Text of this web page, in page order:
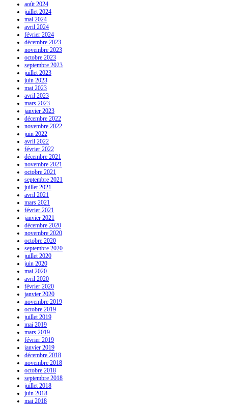
août 2024
juillet 2024
mai 2024
avril 2024
février 2024
décembre 2023
novembre 2023
octobre 2023
septembre 2023
juillet 2023
juin 2023
mai 2023
avril 2023
mars 2023
janvier 2023
décembre 2022
novembre 2022
juin 2022
avril 2022
février 2022
décembre 2021
novembre 2021
octobre 2021
septembre 2021
juillet 2021
avril 2021
mars 2021
février 2021
janvier 2021
décembre 2020
novembre 2020
octobre 2020
septembre 2020
juillet 2020
juin 2020
mai 2020
avril 2020
février 2020
janvier 2020
novembre 2019
octobre 2019
juillet 2019
mai 2019
mars 2019
février 2019
janvier 2019
décembre 2018
novembre 2018
octobre 2018
septembre 2018
juillet 2018
juin 2018
mai 2018